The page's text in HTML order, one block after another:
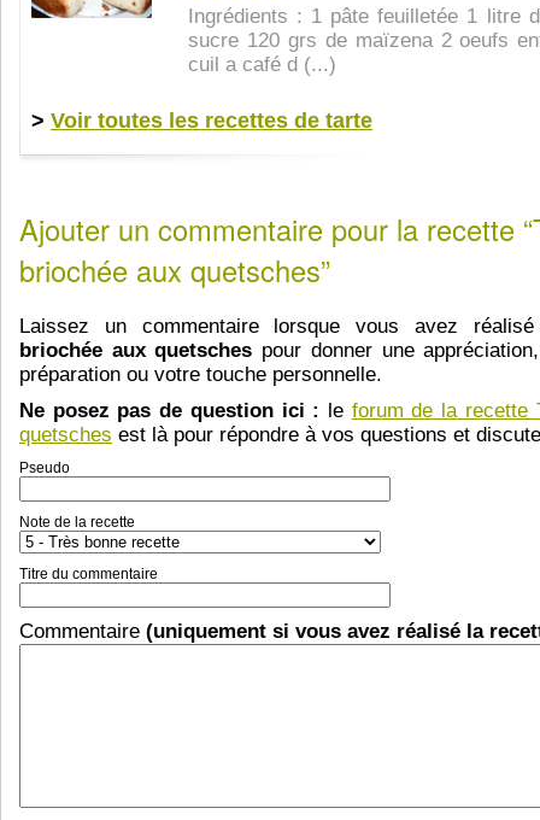
Ingrédients : 1 pâte feuilletée 1 litre
sucre 120 grs de maïzena 2 oeufs
cuil a café d (...)
> Voir toutes les recettes de tarte
Ajouter un commentaire pour la recette
briochée aux quetsches”
Laissez un commentaire lorsque vous avez
briochée aux quetsches pour donner une
préparation ou votre touche personnelle.
Ne posez pas de question ici :
le forum de la recette
quetsches est là pour répondre à vos questions et
Pseudo
Note de la recette
Titre du commentaire
Commentaire (uniquement si vous avez réalisé la